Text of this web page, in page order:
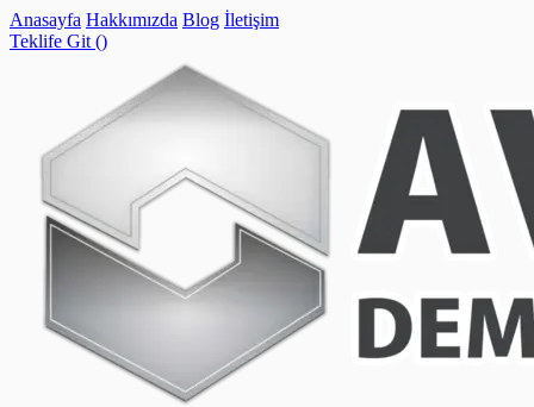
Anasayfa Hakkımızda Blog İletişim
Teklife Git ()